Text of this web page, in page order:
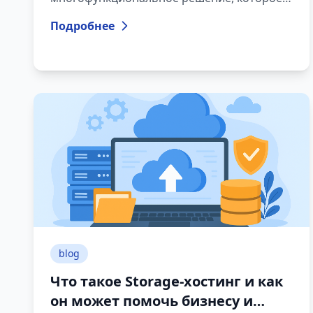
ресурсами, необходимыми для
Подробнее
blog
Что такое Storage-хостинг и как
он может помочь бизнесу и